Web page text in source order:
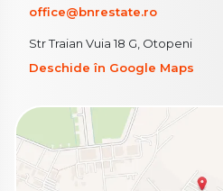
office@bnrestate.ro
Str Traian Vuia 18 G, Otopeni
Deschide în Google Maps